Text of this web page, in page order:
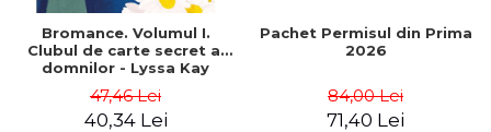
Bromance. Volumul I.
Clubul de carte secret al
domnilor - Lyssa Kay
47,46 Lei
40,34 Lei
Pachet Permisul din Prima
2026
84,00 Lei
71,40 Lei